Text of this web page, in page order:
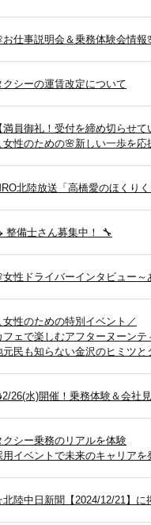
お仕事説明会＆乗務体験会情報
クシーの運賃改定について
満員御礼！受付を締め切らせ
女性のための🌸新しい一歩を
北陸放送「高橋愛のほくり
整備士さん募集中！ 🔧
女性ドライバーインタビュー
女性のための特別イベント／
フェで楽しむアフターヌーンテ
元民も知らない金沢のヒミツと
26(水)開催！乗務体験＆会社
クシー乗務のリアルを体験
用イベントで未来のキャリア
陸中日新聞【2024/12/21】